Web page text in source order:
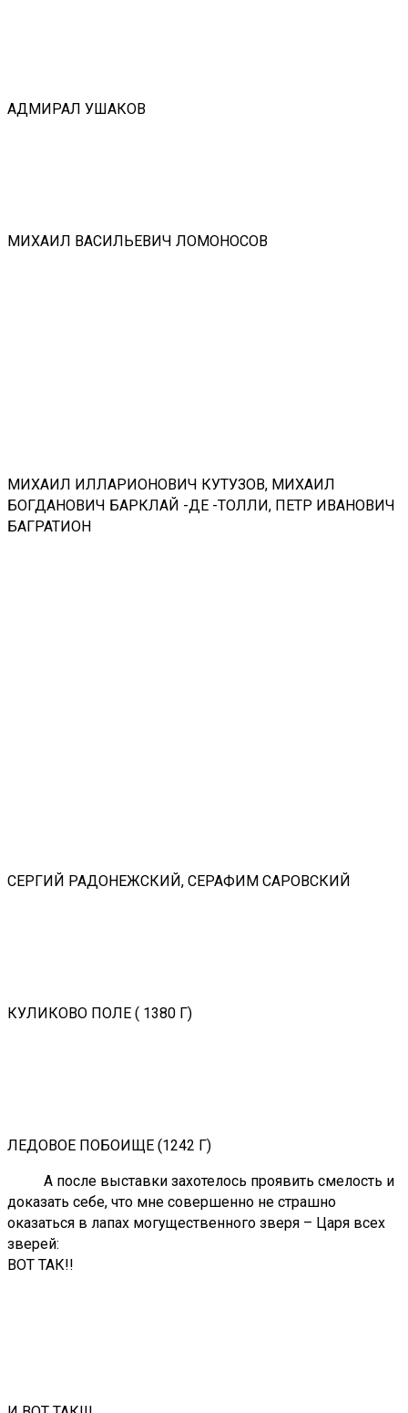
АДМИРАЛ УШАКОВ
МИХАИЛ ВАСИЛЬЕВИЧ ЛОМОНОСОВ
МИХАИЛ ИЛЛАРИОНОВИЧ КУТУЗОВ, МИХАИЛ
БОГДАНОВИЧ БАРКЛАЙ -ДЕ -ТОЛЛИ, ПЕТР ИВАНОВИЧ
БАГРАТИОН
СЕРГИЙ РАДОНЕЖСКИЙ, СЕРАФИМ САРОВСКИЙ
КУЛИКОВО ПОЛЕ ( 1380 Г)
ЛЕДОВОЕ ПОБОИЩЕ (1242 Г)
А после выставки захотелось проявить смелость и
доказать себе, что мне совершенно не страшно
оказаться в лапах могущественного зверя – Царя всех
зверей:
ВОТ ТАК!!